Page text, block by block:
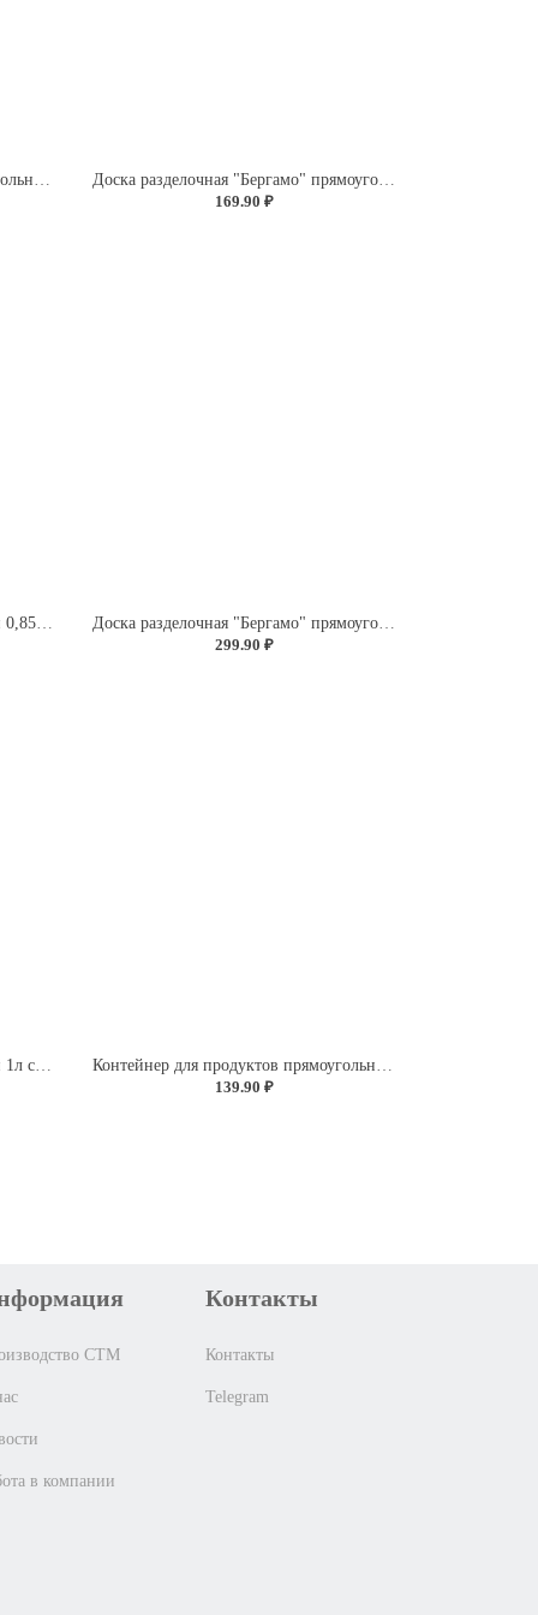
Контейнер для продуктов прямоугольный 0,85л (светло-розовый)
Доска разделочная "Бергамо" прямоугольная 260x155x3,5мм с декором "Розы" (светло-розовый)
169.90 ₽
299.90 ₽
Контейнер для продуктов круглый 1л с декором "Розы" (светло-розовый)
Контейнер для продуктов прямоугольный 1,5л (светло-розовый)
139.90 ₽
СТМ
в компании
Контакты
Контакты
Telegram